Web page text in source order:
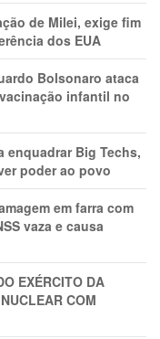
de Milei, exige fim
dos EUA
Bolsonaro ataca
infantil no
enquadrar Big Techs,
poder ao povo
em farra com
vaza e causa
EXÉRCITO DA
COM